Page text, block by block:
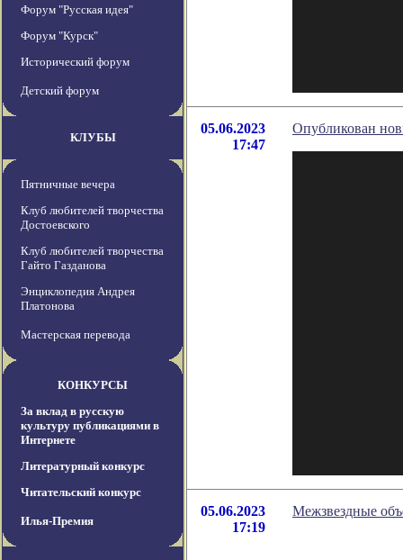
Форум "Русская идея"
Форум "Курск"
Исторический форум
Детский форум
КЛУБЫ
Пятничные вечера
Клуб любителей творчества
Достоевского
Клуб любителей творчества
Гайто Газданова
Энциклопедия Андрея
Платонова
Мастерская перевода
КОНКУРСЫ
За вклад в русскую
культуру публикациями в
Интернете
Литературный конкурс
Читательский конкурс
Илья-Премия
05.06.2023
17:47
Опубликован
05.06.2023
17:19
Межзвездные